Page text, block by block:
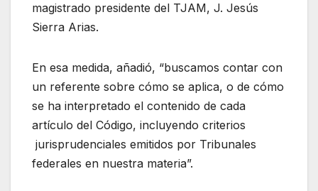
magistrado presidente del TJAM, J. Jesús
Sierra Arias.
En esa medida, añadió, “buscamos contar con
un referente sobre cómo se aplica, o de cómo
se ha interpretado el contenido de cada
artículo del Código, incluyendo criterios
jurisprudenciales emitidos por Tribunales
federales en nuestra materia”.